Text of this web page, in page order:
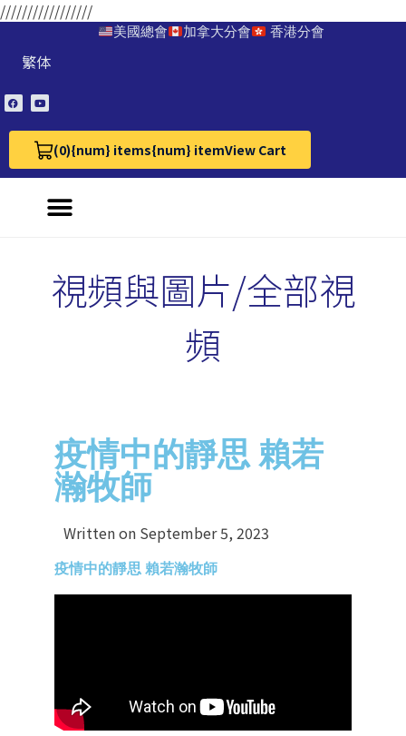
/////////////////
美國總會 加拿大分會 香港分會
繁体
(0)
View Cart 0{num} items{num} itemView Cart
視頻與圖片/全部視
頻
疫情中的靜思 賴若
瀚牧師
Written onSeptember 5, 2023
疫情中的靜思 賴若瀚牧師